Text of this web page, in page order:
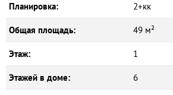
Планировка: 2+кк
Общая площадь: 49 м²
Этаж: 1
Этажей в доме: 6